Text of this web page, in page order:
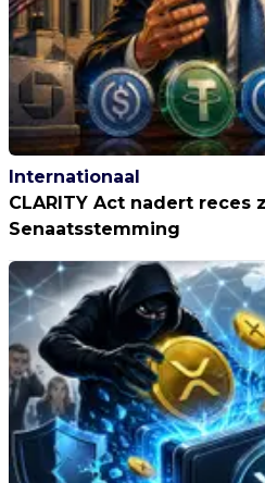
Internationaal
CLARITY Act nadert
Senaatsstemming